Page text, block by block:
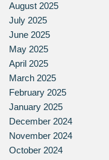
August 2025
July 2025
June 2025
May 2025
April 2025
March 2025
February 2025
January 2025
December 2024
November 2024
October 2024